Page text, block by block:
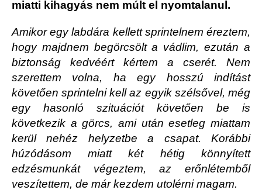
miatti kihagyás nem múlt el nyomtalanul.
Amikor egy labdára kellett sprintelnem éreztem,
hogy majdnem begörcsölt a vádlim, ezután a
biztonság kedvéért kértem a cserét. Nem
szerettem volna, ha egy hosszú indítást
követően sprintelni kell az egyik szélsővel, még
egy hasonló szituációt követően be is
következik a görcs, ami után esetleg miattam
kerül nehéz helyzetbe a csapat. Korábbi
húzódásom miatt két hétig könnyített
edzésmunkát végeztem, az erőnlétemből
veszítettem, de már kezdem utolérni magam.